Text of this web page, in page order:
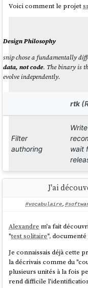
update.mddont l'objectif
devbox/issues.
En l'état, je ne suis pas
(DX). Il me semble quela
probablement une
Ces prochains jours, je
remplacement. À plus
Voici comment le projet
Design Philosophy
snip chose a fundamentally
data, not code. The binary is
evolve independently.
rtk
Filter
authoring
wait
Filter format
Custom
Fork
Rust
Concurrency
2 OS
J'ai
#vocabulaire,
Alexandre m'a fait
"test solitaire", documenté
Je connaissais déjà cette
la décrivais comme du
plusieurs unités à la fois
rend difficile